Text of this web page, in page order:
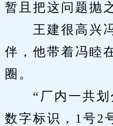
暂且把这问题抛
王建很高兴冯
伴，他带着冯睦
圈。
“厂内一共划
数字标识，1号2